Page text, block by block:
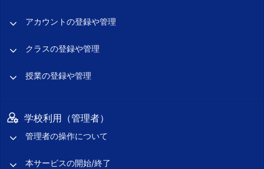
アカウントの登録や管理
クラスの登録や管理
授業の登録や管理
学校利用（管理者）
管理者の操作について
本サービスの開始/終了